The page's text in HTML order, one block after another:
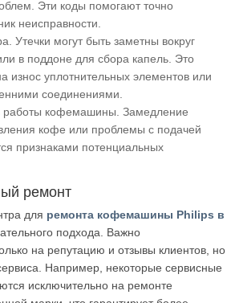
Эти коды помогают точно
неисправности.
Утечки могут быть заметны вокруг
в поддоне для сбора капель. Это
износ уплотнительных элементов или
соединениями.
работы кофемашины. Замедление
кофе или проблемы с подачей
признаками потенциальных
ремонт
для ремонта кофемашины Philips в
подхода. Важно
на репутацию и отзывы клиентов, но
Например, некоторые сервисные
исключительно на ремонте